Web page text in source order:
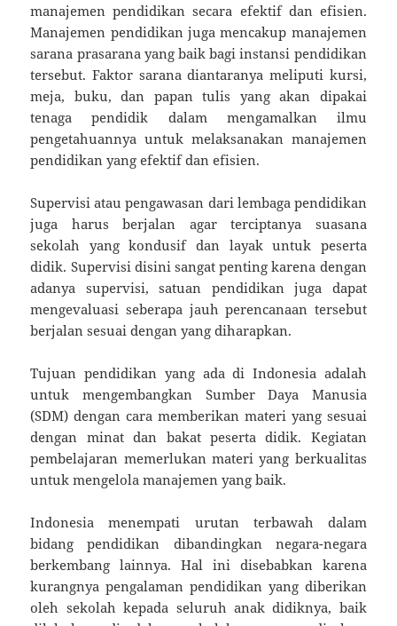
manajemen pendidikan secara efektif dan efisien.
Manajemen pendidikan juga mencakup manajemen
sarana prasarana yang baik bagi instansi pendidikan
tersebut. Faktor sarana diantaranya meliputi kursi,
meja, buku, dan papan tulis yang akan dipakai
tenaga pendidik dalam mengamalkan ilmu
pengetahuannya untuk melaksanakan manajemen
pendidikan yang efektif dan efisien.
Supervisi atau pengawasan dari lembaga pendidikan
juga harus berjalan agar terciptanya suasana
sekolah yang kondusif dan layak untuk peserta
didik. Supervisi disini sangat penting karena dengan
adanya supervisi, satuan pendidikan juga dapat
mengevaluasi seberapa jauh perencanaan tersebut
berjalan sesuai dengan yang diharapkan.
Tujuan pendidikan yang ada di Indonesia adalah
untuk mengembangkan Sumber Daya Manusia
(SDM) dengan cara memberikan materi yang sesuai
dengan minat dan bakat peserta didik. Kegiatan
pembelajaran memerlukan materi yang berkualitas
untuk mengelola manajemen yang baik.
Indonesia menempati urutan terbawah dalam
bidang pendidikan dibandingkan negara-negara
berkembang lainnya. Hal ini disebabkan karena
kurangnya pengalaman pendidikan yang diberikan
oleh sekolah kepada seluruh anak didiknya, baik